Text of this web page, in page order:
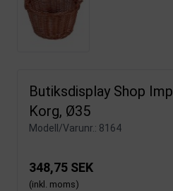
Butiksdisplay Shop
Korg, Ø35
Modell/Varunr.: 8164
348,75 SEK
(inkl. moms)